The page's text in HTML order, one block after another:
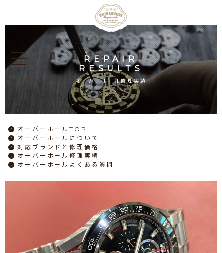
REPAIR
RESULTS
オーバーホール修理実績
オーバーホールTOP
オーバーホール について
対応ブランドと修理価格
オーバーホール修理実績
オーバーホール よくある質問